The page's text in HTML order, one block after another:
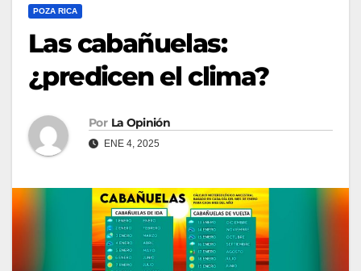
POZA RICA
Las cabañuelas:
¿predicen el clima?
Por La Opinión
ENE 4, 2025